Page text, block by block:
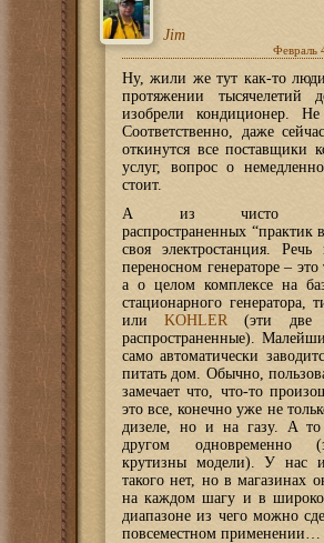
Jim
Февраль
Ну, жили же тут как-то
протяжении тысячелетий
изобрели кондиционер.
Соответственно, даже
откинутся все поставщики
услуг, вопрос о
стоит.
А из чисто
распространенных “практик
своя электростанция.
переносном генераторе –
а о целом комплексе на
стационарного генератора,
илиKOHLER (эти две
распространенные).
само автоматически
питать дом. Обычно,
замечает что, что-то
это все, конечно уже не
дизеле, но и на газу. А
другом одновременно
крутизны модели). У нас
такого нет, но в магазинах
на каждом шагу и в
диапазоне из чего можно
повсеместном применении…